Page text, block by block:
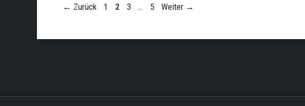
← Zurück Seite
1 Seite
2 Seite
3 … Seite
5 Weiter →